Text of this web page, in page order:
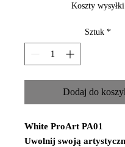
Koszty wysyłki
Sztuk *
Dodaj do
White ProArt PA01
Uwolnij swoją